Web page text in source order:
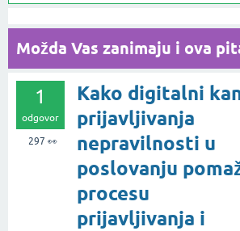
Možda Vas zanimaju i ova
1
odgovor
297 👀
Kako digitalni
prijavljivanja
nepravilnosti u
poslovanju
procesu
prijavljivanja i